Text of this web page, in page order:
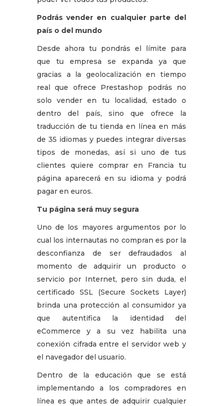
Podrás vender en cualquier parte del
país o del mundo
Desde ahora tu pondrás el límite para
que tu empresa se expanda ya que
gracias a la geolocalización en tiempo
real que ofrece Prestashop podrás no
solo vender en tu localidad, estado o
dentro del país, sino que ofrece la
traducción de tu tienda en línea en más
de 35 idiomas y puedes integrar diversas
tipos de monedas, así si uno de tus
clientes quiere comprar en Francia tu
página aparecerá en su idioma y podrá
pagar en euros.
Tu página será muy segura
Uno de los mayores argumentos por lo
cual los internautas no compran es por la
desconfianza de ser defraudados al
momento de adquirir un producto o
servicio por Internet, pero sin duda, el
certificado SSL (Secure Sockets Layer)
brinda una protección al consumidor ya
que autentifica la identidad del
eCommerce y a su vez habilita una
conexión cifrada entre el servidor web y
el navegador del usuario.
Dentro de la educación que se está
implementando a los compradores en
línea es que antes de adquirir cualquier